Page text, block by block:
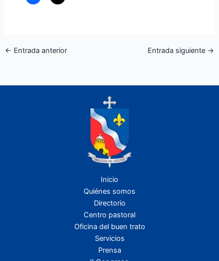
← Entrada anterior Entrada siguiente →
Inicio
Quiénes somos
Directorio
Centro pastoral
Oficina del buen trato
Servicios
Prensa